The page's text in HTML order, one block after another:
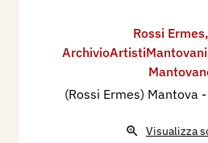
Rossi Ermes,
ArchivioArtistiMantovani
(Rossi Ermes) Mantova
Visualizza